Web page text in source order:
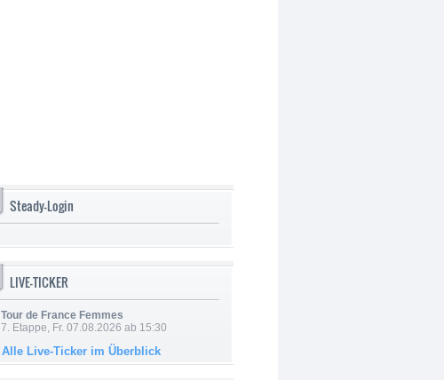
Steady-Login
LIVE-TICKER
Tour de France Femmes
7. Etappe, Fr. 07.08.2026 ab 15:30
Alle Live-Ticker im Überblick